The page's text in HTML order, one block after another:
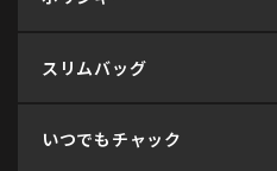
スリムバッグ
いつでもチャック